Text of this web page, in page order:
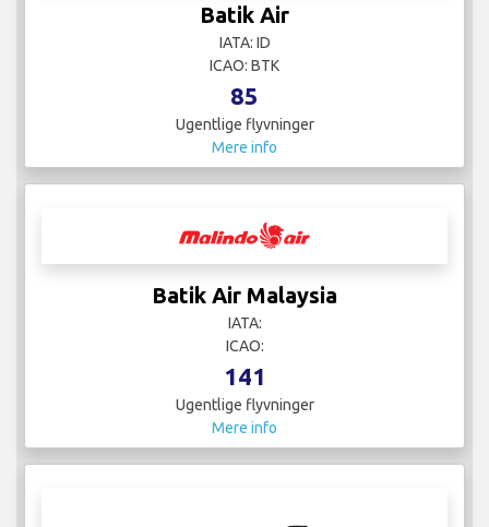
Batik Air
IATA: ID
ICAO: BTK
85
Ugentlige flyvninger
Mere info
Batik Air Malaysia
IATA:
ICAO:
141
Ugentlige flyvninger
Mere info